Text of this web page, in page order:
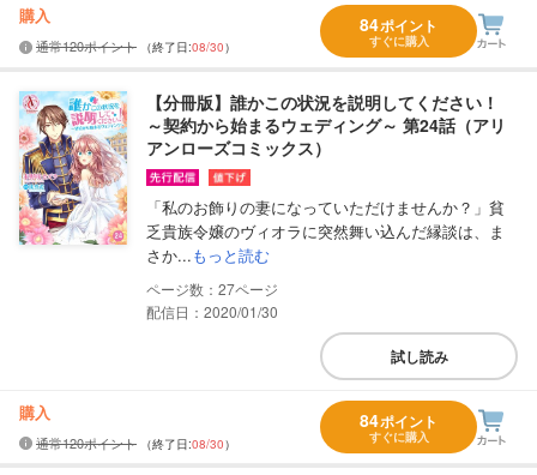
購入
通常120ポイント （終了日:08/30）
84ポイント
すぐに購入
【分冊版】誰かこの状況を説明してください！
～契約から始まるウェディング～ 第24話（アリ
アンローズコミックス）
「私のお飾りの妻になっていただけませんか？」貧
乏貴族令嬢のヴィオラに突然舞い込んだ縁談は、ま
さか...もっと読む
27
配信日：2020/01/30
試し読み
購入
通常120ポイント （終了日:08/30）
84ポイント
すぐに購入